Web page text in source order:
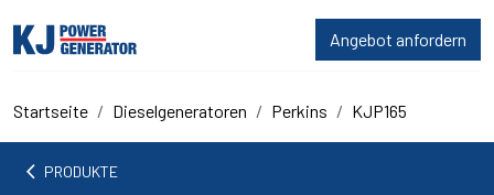
Angebot anfordern
Startseite Dieselgeneratoren Perkins KJP165
arrow_back_ios PRODUKTE